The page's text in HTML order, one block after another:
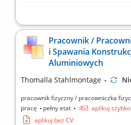
kompleksowe przygotowanie nadwozi
oraz użytkowych do procesu
przygotowawczych takich jak
wyrównywanie powierzchni; realizacja
natryskowego zgodnie z dokumentacją
Pracownik /
i Spawania
Aluminiowych
Thomalla Stahlmontage
pracownik fizyczny / pracowniczka
pracę
pełny etat
aplikuj szybko
aplikuj bez CV